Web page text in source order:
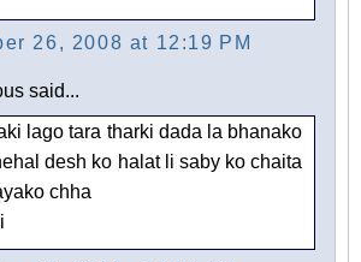
26, 2008 at 12:19 PM
said...
lago tara tharki dada la bhanako
desh ko halat li saby ko chaita
chha